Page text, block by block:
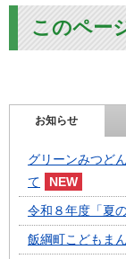
このペー
お知らせ
グリーンみつど
て
令和８年度「夏
飯綱町こどもま